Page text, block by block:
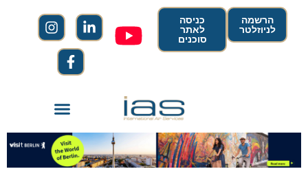
הרשמה
לניוזלטר
כניסה
לאתר
סוכנים